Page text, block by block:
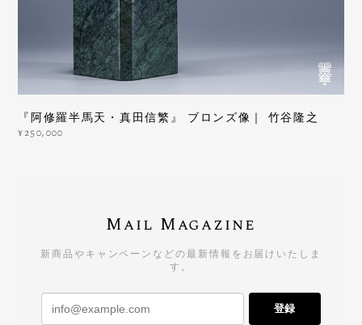
『阿修羅半馬天・真田信繁』 ブロンズ像｜ 竹谷隆之
¥250,000
Mail Magazine
新商品やキャンペーンなどの最新情報をお届けいたしま
す。
登録